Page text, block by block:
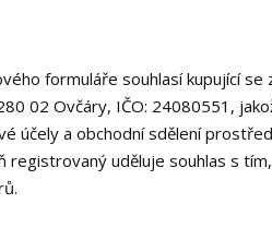
formuláře souhlasí kupující
02 Ovčáry, IČO: 24080551,
účely a obchodní sdělení
uděluje souhlas s